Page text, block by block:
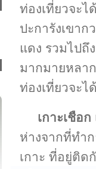
ท่องเที่ยวจะไ
ปะการังเขา
แดง รวมไปถึ
มากมายหลา
ท่องเที่ยวจะ
เกาะเชือก
ห่างจากที่ทำ
เกาะ ที่อยู่ติด